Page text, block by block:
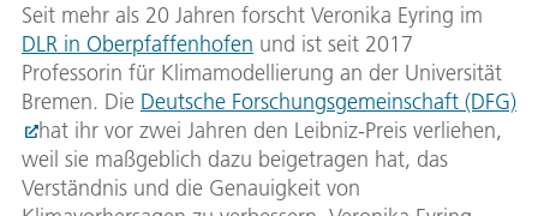
Seit mehr als 20 Jahren forscht Veronika Eyring im
DLR in Oberpfaffenhofen und ist seit 2017
Professorin für Klimamodellierung an der Universität
Bremen. Die Deutsche Forschungsgemeinschaft (DFG)
hat ihr vor zwei Jahren den Leibniz-Preis verliehen,
weil sie maßgeblich dazu beigetragen hat, das
Verständnis und die Genauigkeit von